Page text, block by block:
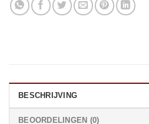
BESCHRIJVING
BEOORDELINGEN (0)